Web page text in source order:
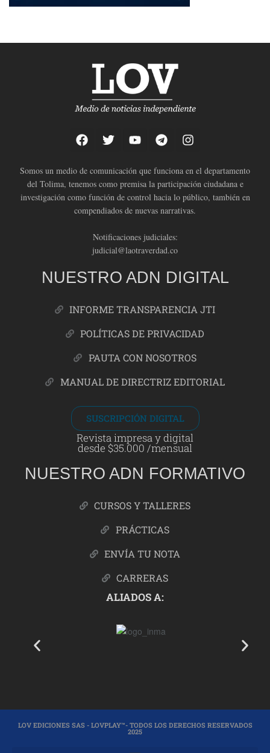
Somos un medio de comunicación que funciona en el departamento
del Tolima, tenemos como premisa la participación ciudadana e
investigación como función de control hacia lo público, también en
compendiados de nuevas narrativas.
Notificaciones judiciales:
judicial@laotraverdad.co
NUESTRO ADN DIGITAL
INFORME TRANSPARENCIA JTI
POLÍTICAS DE PRIVACIDAD
PAUTA CON NOSOTROS
MANUAL DE DIRECTRIZ EDITORIAL
SUSCRIPCIÓN DIGITAL
Revista impresa y digital
desde $35.000 /mensual
NUESTRO ADN FORMATIVO
CURSOS Y TALLERES
PRÁCTICAS
ENVÍA TU NOTA
CARRERAS
ALIADOS A:
LOV EDICIONES SAS - LOVPLAY™- TODOS LOS DERECHOS RESERVADOS
2025